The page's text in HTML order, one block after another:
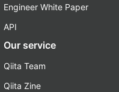
Engineer White Paper
API
Our service
Qiita Team
Qiita Zine